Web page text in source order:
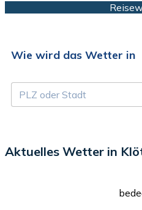
Wie wird das Wetter in
Aktuelles Wetter in